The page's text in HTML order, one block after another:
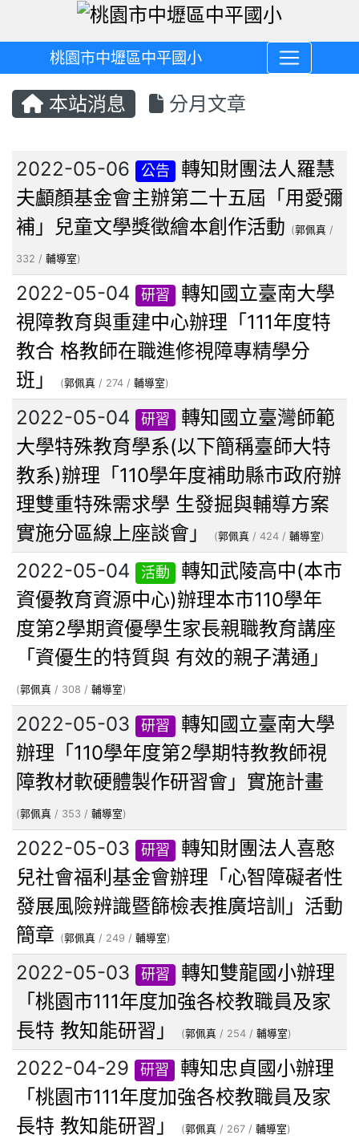
桃園市中壢區中平國小
本站消息 分月文章
文章列表
2022-05-06 公告
轉知財團法人羅慧
夫顱顏基金會主辦第二十五屆「用愛彌
補」兒童文學獎徵繪本創作活動 (郭佩真 /
332 / 輔導室)
2022-05-04 研習
轉知國立臺南大學
視障教育與重建中心辦理「111年度特
教合 格教師在職進修視障專精學分
班」
(郭佩真 / 274 / 輔導室)
2022-05-04 研習
轉知國立臺灣師範
大學特殊教育學系(以下簡稱臺師大特
教系)辦理「110學年度補助縣市政府辦
理雙重特殊需求學 生發掘與輔導方案
實施分區線上座談會」
(郭佩真 / 424 / 輔導室)
2022-05-04 活動
轉知武陵高中(本市
資優教育資源中心)辦理本市110學年
度第2學期資優學生家長親職教育講座
「資優生的特質與 有效的親子溝通」
(郭佩真 / 308 / 輔導室)
2022-05-03 研習
轉知國立臺南大學
辦理「110學年度第2學期特教教師視
障教材軟硬體製作研習會」實施計畫
(郭佩真 / 353 / 輔導室)
2022-05-03 研習
轉知財團法人喜憨
兒社會福利基金會辦理「心智障礙者性
發展風險辨識暨篩檢表推廣培訓」活動
簡章 (郭佩真 / 249 / 輔導室)
2022-05-03 研習
轉知雙龍國小辦理
「桃園市111年度加強各校教職員及家
長特 教知能研習」
(郭佩真 / 254 / 輔導室)
2022-04-29 研習
轉知忠貞國小辦理
「桃園市111年度加強各校教職員及家
長特 教知能研習」
(郭佩真 / 267 / 輔導室)